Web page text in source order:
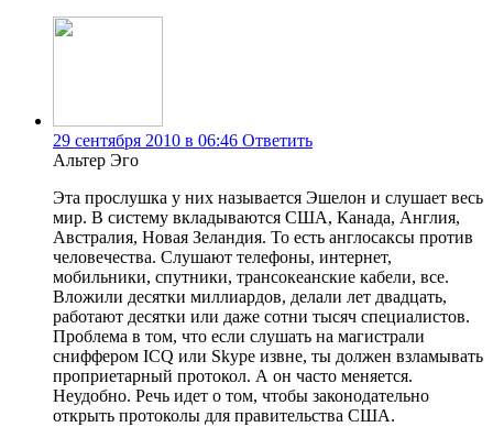
29 сентября 2010 в 06:46 Ответить
Альтер Эго
Эта прослушка у них называется Эшелон и слушает весь
мир. В систему вкладываются США, Канада, Англия,
Австралия, Новая Зеландия. То есть англосаксы против
человечества. Слушают телефоны, интернет,
мобильники, спутники, трансокеанские кабели, все.
Вложили десятки миллиардов, делали лет двадцать,
работают десятки или даже сотни тысяч специалистов.
Проблема в том, что если слушать на магистрали
сниффером ICQ или Skype извне, ты должен взламывать
проприетарный протокол. А он часто меняется.
Неудобно. Речь идет о том, чтобы законодательно
открыть протоколы для правительства США.